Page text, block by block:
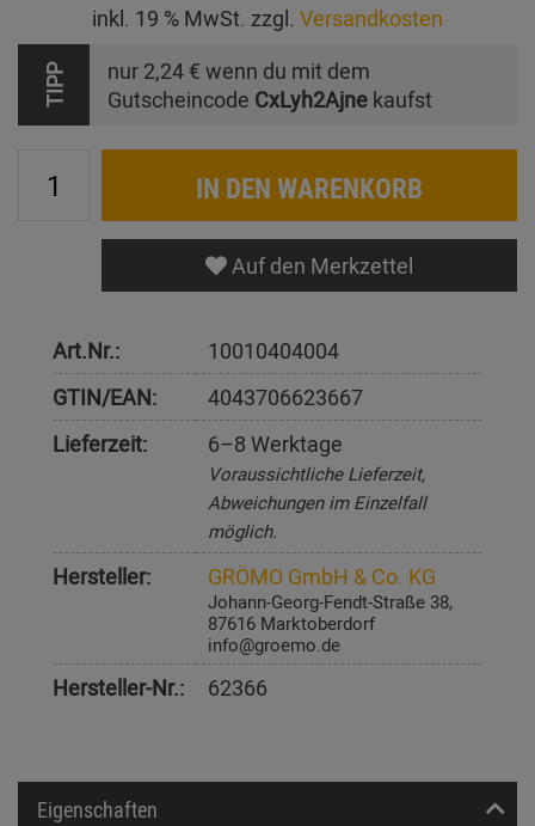
inkl. 19 % MwSt. zzgl. Versandkosten
TIPP nur 2,24 € wenn du mit dem
Gutscheincode CxLyh2Ajne kaufst
IN DEN WARENKORB
Auf den Merkzettel
Art.Nr.:
10010404004
GTIN/EAN:
4043706623667
Lieferzeit:
6–8 Werktage
Voraussichtliche Lieferzeit,
Abweichungen im Einzelfall
möglich.
Hersteller: GRÖMO GmbH & Co. KG
Johann-Georg-Fendt-Straße 38,
87616 Marktoberdorf
info@groemo.de
Hersteller-Nr.: 62366
Eigenschaften